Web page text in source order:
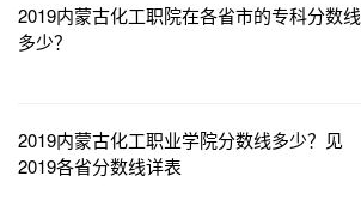
2019内蒙古化工职院在各省市的专科分数线
多少？
2019内蒙古化工职业学院分数线多少？见
2019各省分数线详表